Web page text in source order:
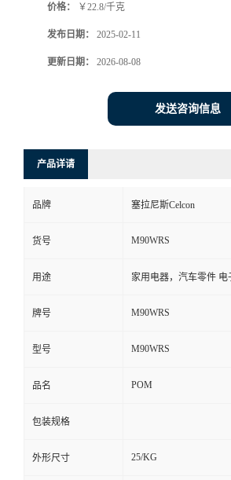
价格： ￥22.8/千克
发布日期： 2025-02-11
更新日期： 2026-08-08
发送咨询信息
产品详请
品牌 塞拉尼斯Celcon
货号 M90WRS
用途 家用电器，汽车零件 电
牌号 M90WRS
型号 M90WRS
品名 POM
包装规格
外形尺寸 25/KG